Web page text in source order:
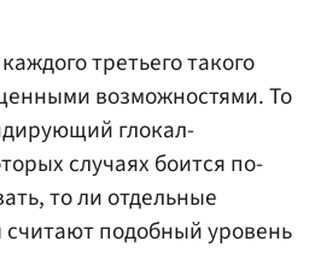
третьего такого
возможностями. То
глокал-
случаях боится по-
то ли отдельные
подобный уровень